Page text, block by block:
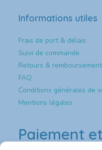
Informations utiles
Frais de port & délais
Suivi de commande
Retours & remboursement
FAQ
Conditions générales de
Mentions légales
Paiement